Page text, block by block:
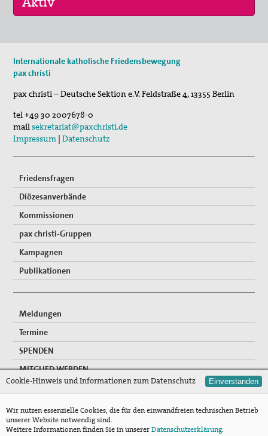
Selig, die Frieden stiften - Pilgern für den …
Internationale katholische Friedensbewegung
pax christi
pax christi – Deutsche Sektion e.V.Feldstraße 4,13355 Berlin
tel+49 30 2007678-0
mailsekretariat@paxchristi.de
Impressum |Datenschutz
Friedensfragen
Diözesanverbände
Kommissionen
pax christi-Gruppen
Kampagnen
Publikationen
Meldungen
Termine
SPENDEN
MITGLIED WERDEN
NEWSLETTER
Mitgliederzugang
Cookie-Hinweis und Informationen zum Datenschutz Einverstanden
Wir nutzen essenzielle Cookies, die für den einwandfreien technischen Betrieb
unserer Website notwendig sind.
Weitere Informationen finden Sie in unsererDatenschutzerklärung.